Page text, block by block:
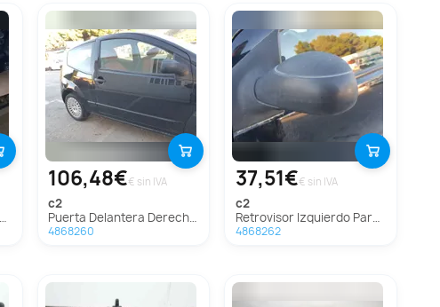
106,48€€ sin IVA
c2
Puerta Delantera Derecha Para Citroen C2
4868260
37,51€€ sin IVA
c2
Retrovisor Izquierdo Para Citroen C2
4868262